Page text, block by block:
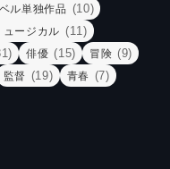
ル単独作品 (10)
ュージカル (11)
俳優 (15) 冒険 (9)
監督 (19) 青春 (7)